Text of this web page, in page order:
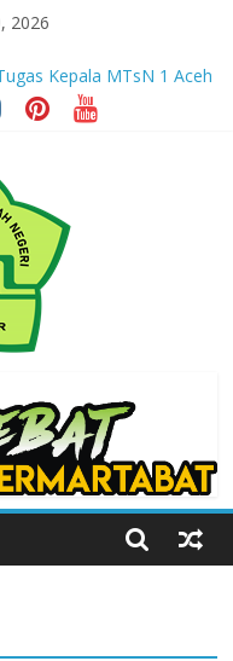
2026
Kepala MTsN 1 Aceh
Perkuat Kapasitas